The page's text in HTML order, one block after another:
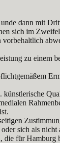
dann mit
sich im
zu einem
sich als
für